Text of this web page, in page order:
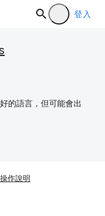
登入
的語言，但可能會出
操作說明